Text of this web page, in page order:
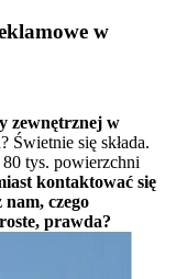
w
zewnętrznej w
Świetnie się składa.
tys. powierzchni
kontaktować się
czego
prawda?